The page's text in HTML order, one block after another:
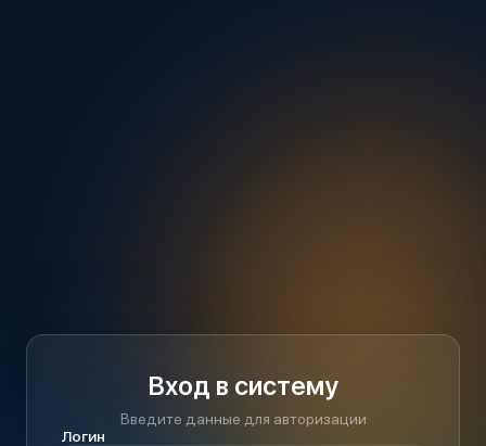
Вход в систему
Введите данные для авторизации
Логин